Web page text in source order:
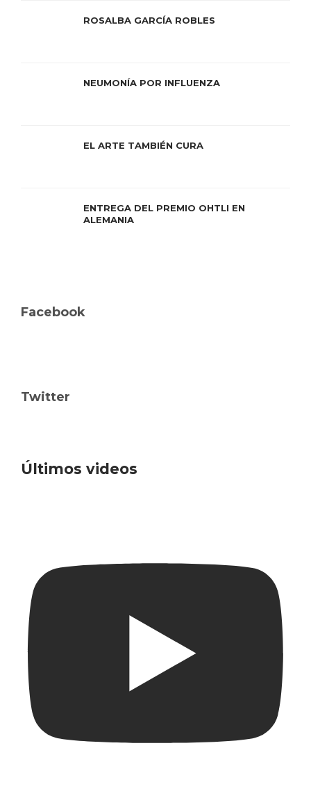
ROSALBA GARCÍA ROBLES
NEUMONÍA POR INFLUENZA
EL ARTE TAMBIÉN CURA
ENTREGA DEL PREMIO OHTLI EN
ALEMANIA
Facebook
Twitter
Últimos videos